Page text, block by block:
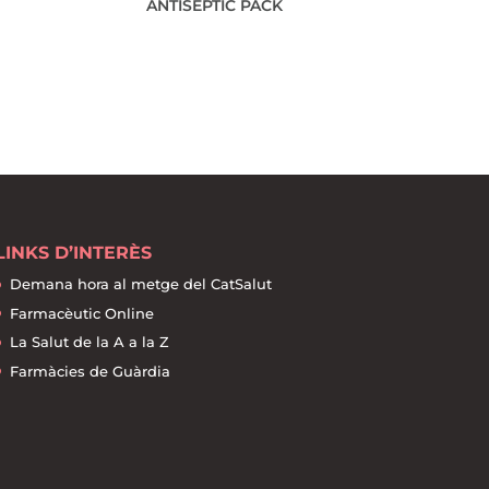
ANTISÈPTIC PACK
D’INTERÈS
Demana hora al metge del CatSalut
Farmacèutic Online
La Salut de la A a la Z
Farmàcies de Guàrdia